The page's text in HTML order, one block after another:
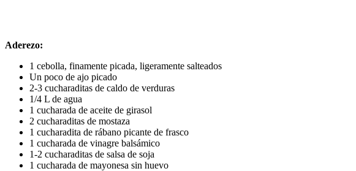
Aderezo:
1 cebolla, finamente picada, ligeramente salteados
Un poco de ajo picado
2-3 cucharaditas de caldo de verduras
1/4 L de agua
1 cucharada de aceite de girasol
2 cucharaditas de mostaza
1 cucharadita de rábano picante de frasco
1 cucharada de vinagre balsámico
1-2 cucharaditas de salsa de soja
1 cucharada de mayonesa sin huevo